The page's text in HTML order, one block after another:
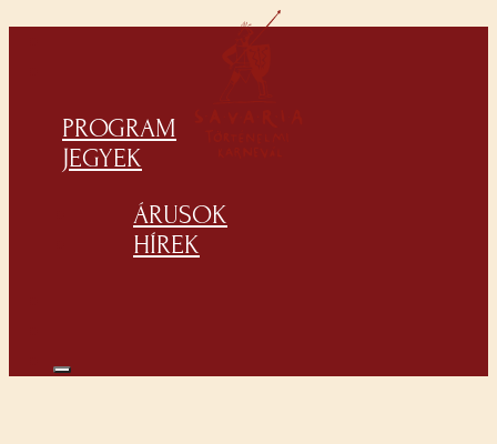
PROGRAM
JEGYEK
ÁRUSOK
HÍREK